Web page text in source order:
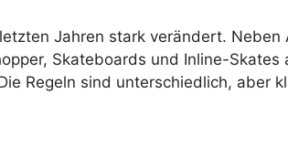
Jahren stark verändert.
Skateboards und Inline-
Regeln sind unterschiedlich, aber